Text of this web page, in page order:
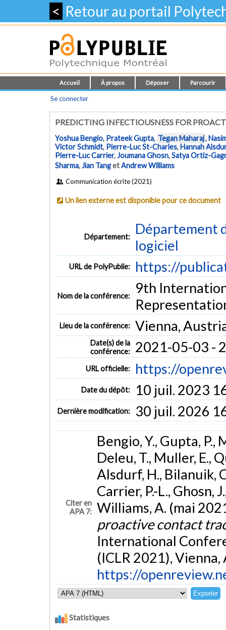
< Retour au portail
Accueil À propos Déposer Parcourir
Se connecter
PREDICTING INFECTIOUSNESS FOR
Yoshua Bengio, Prateek Gupta, Tegan Maharaj,
Victor Schmidt, Pierre-Luc St-Charles,Hannah
Pierre-Luc Carrier,Joumana Ghosn,Satya Ortiz-
Sharma,Jian TangetAndrew Williams
Communication écrite (2021)
Un lien externe est disponible pour ce document
Département:
Département
logiciel
URL de PolyPublie: https://
Nom de la conférence:
9th
Lieu de la conférence: Vienna,
Date(s) de la
conférence:
2021-05-03 -
URL officielle: https://
Date du dépôt: 10 juil. 2023
Dernière modification: 30 juil. 2026
Citer en
APA 7:
Bengio, Y., Gupta, P.,
Deleu, T., Muller, E.,
Alsdurf, H., Bilanuik,
Carrier, P.-L., Ghosn,
Williams, A. (mai
proactive contact
International
(ICLR 2021),
https://
Statistiques